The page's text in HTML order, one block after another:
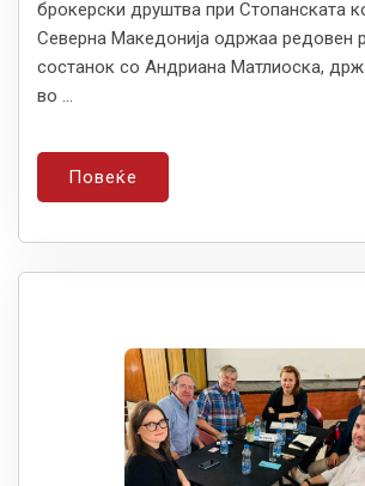
брокерски друштва при Стопанската
Северна Македонија одржаа редовен
состанок со Андриана Матлиоска,
во ...
Повеќе